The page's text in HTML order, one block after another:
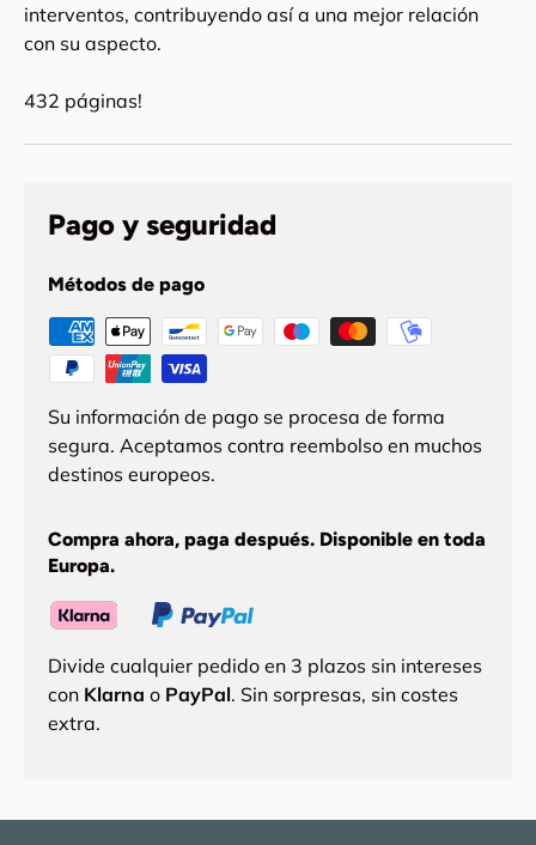
interventos, contribuyendo así a una mejor relación
con su aspecto.
432 páginas!
Pago y seguridad
Métodos de pago
Su información de pago se procesa de forma
segura. Aceptamos contra reembolso en muchos
destinos europeos.
Compra ahora, paga después. Disponible en toda
Europa.
Divide cualquier pedido en 3 plazos sin intereses
con Klarna o PayPal. Sin sorpresas, sin costes
extra.